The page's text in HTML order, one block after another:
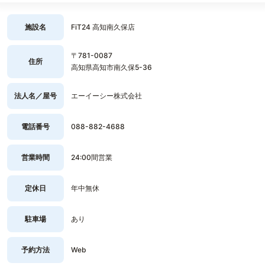
施設名 FiT24 高知南久保店
住所
〒781-0087
高知県高知市南久保5-36
法人名／屋号 エーイーシー株式会社
電話番号 088-882-4688
営業時間 24:00間営業
定休日 年中無休
駐車場 あり
予約方法 Web